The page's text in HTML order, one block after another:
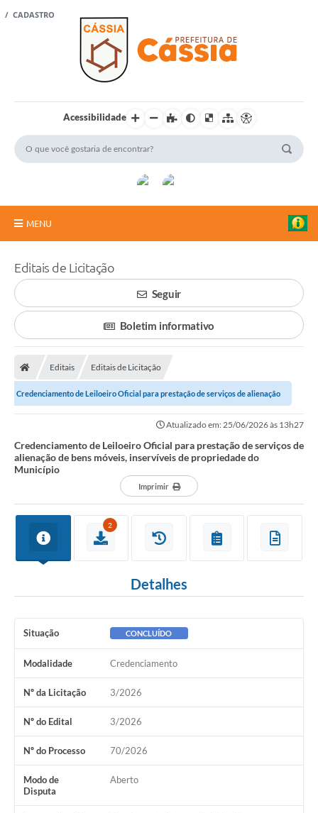
/ CADASTRO
Acessibilidade
MENU
A Vanguarda
Rádio Cultura FM
Ouvidoria
Prefeitura
Publicações Oficiais
Minas Consciente
Carta de Serviços
Prevenção ao COVID-19 (coronavírus)
Atas - Patrimônio Histórico
Acervo de livros Biblioteca Dr. Octávio Augusto Borges
A Nossa Cidade
Legislação e Decretos Municipais
Telefones Úteis
Links
Serviços Online
Editais de Licitação
Seguir
Boletim informativo
Editais Editais de Licitação
Credenciamento de Leiloeiro Oficial para prestação de serviços de alienação
Atualizado em: 25/06/2026 às 13h27
Credenciamento de Leiloeiro Oficial para prestação de serviços de
alienação de bens móveis, inservíveis de propriedade do
Município
Imprimir
2
Detalhes
Situação CONCLUÍDO
Modalidade Credenciamento
Nº da Licitação 3/2026
Nº do Edital 3/2026
Nº do Processo 70/2026
Modo de
Disputa
Aberto